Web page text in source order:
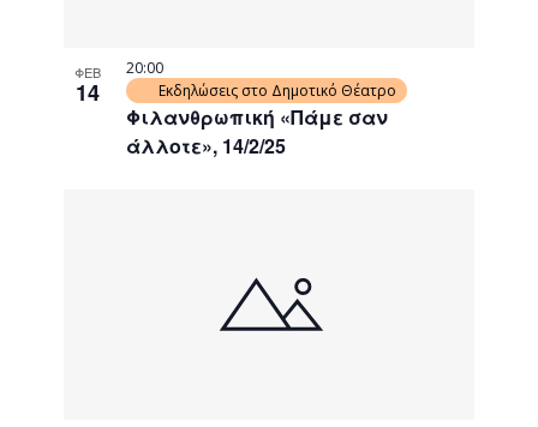
ΦΕΒ
14
Φιλανθρωπική «Πάμε σαν
άλλοτε», 14/2/25
20:00
Εκδηλώσεις στο Δημοτικό Θέατρο